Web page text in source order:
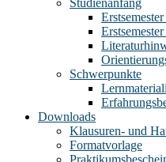
Studienanfang
Schwerpunkte
Downloads
Klausuren- und
Formatvorlage